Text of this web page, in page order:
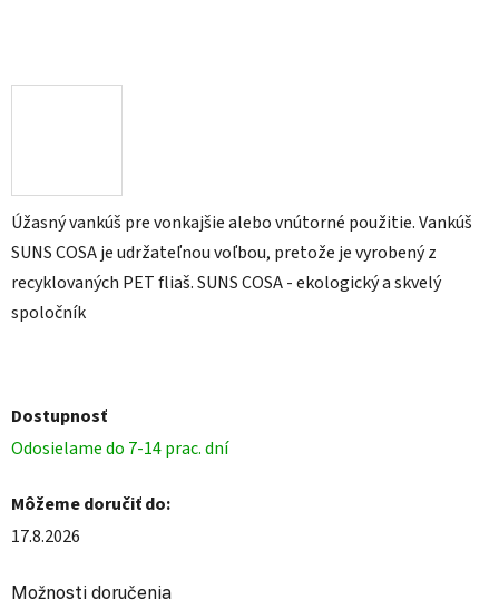
Úžasný vankúš pre vonkajšie alebo vnútorné použitie. Vankúš
SUNS COSA je udržateľnou voľbou, pretože je vyrobený z
recyklovaných PET fliaš. SUNS COSA - ekologický a skvelý
spoločník
Dostupnosť
Odosielame do 7-14 prac. dní
Môžeme doručiť do:
17.8.2026
Možnosti doručenia